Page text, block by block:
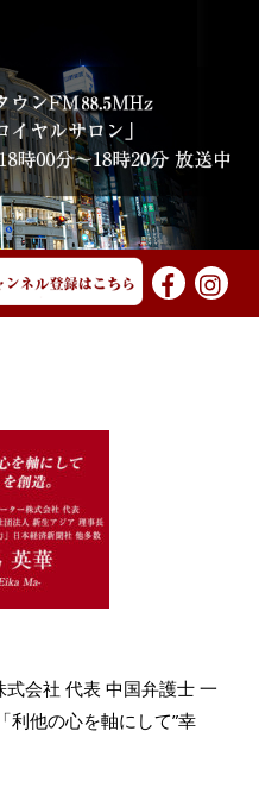
会社 代表 中国弁護士 一
利他の心を軸にして”幸